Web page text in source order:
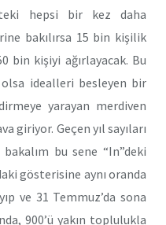
hepsi bir kez daha
bakılırsa 15 bin kişilik
bin kişiyi ağırlayacak. Bu
olsa idealleri besleyen bir
yarayan merdiven
giriyor. Geçen yıl sayıları
bu sene “In”deki
gösterisine aynı oranda
ve 31 Temmuz’da sona
900’ü yakın toplulukla